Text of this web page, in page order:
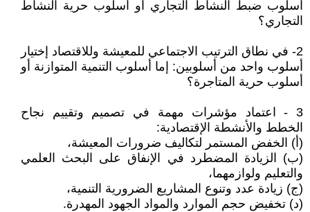
أسلوب ضبط النشاط التجاري أو أسلوب حرية النشاط
التجاري؟
2- في نطاق الترتيب الاجتماعي للمعيشة وللاقتصاد إختيار
أسلوب واحد من أسلوبين: إما أسلوب التنمية المتوازنة أو
أسلوب حرية المتاجرة؟
3 - اعتماد مؤشرات مهمة في تصميم وتقييم نجاح
الخطط والأنشطة الإقتصادية:
(أ) الخفض المستمر لتكاليف ضرورات المعيشة،
(ب) الزيادة المضطرد في الإنفاق على البحث العلمي
والتعليم ولوازمهما،
(ج) زيادة عدد وتنوع المشاريع الضرورية التنمية،
(د) تخفيض حجم الموارد والمواد الجهود المهدرة.